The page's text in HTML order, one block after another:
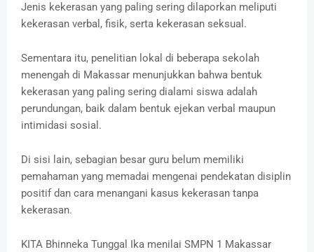
Jenis kekerasan yang paling sering dilaporkan meliputi
kekerasan verbal, fisik, serta kekerasan seksual.
Sementara itu, penelitian lokal di beberapa sekolah
menengah di Makassar menunjukkan bahwa bentuk
kekerasan yang paling sering dialami siswa adalah
perundungan, baik dalam bentuk ejekan verbal maupun
intimidasi sosial.
Di sisi lain, sebagian besar guru belum memiliki
pemahaman yang memadai mengenai pendekatan disiplin
positif dan cara menangani kasus kekerasan tanpa
kekerasan.
KITA Bhinneka Tunggal Ika menilai SMPN 1 Makassar